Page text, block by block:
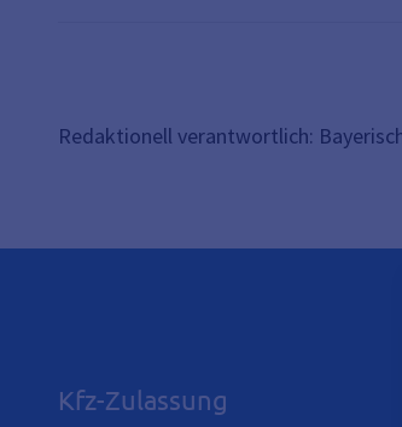
Redaktionell verantwortlich:
Kfz-Zulassung